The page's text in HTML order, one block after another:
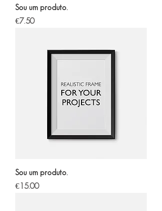
Sou um produto.
Price
€7.50
Sou um produto.
Price
€15.00